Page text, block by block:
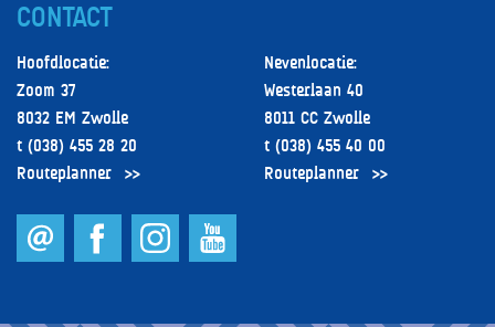
CONTACT
Hoofdlocatie:
Zoom 37
8032 EM Zwolle
t (038) 455 28 20
Routeplanner
Nevenlocatie:
Westerlaan 40
8011 CC Zwolle
t (038) 455 40 00
Routeplanner